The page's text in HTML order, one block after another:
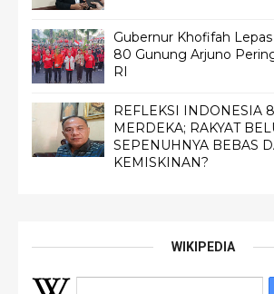
Gubernur Khofifah
80 Gunung Arjuno
RI
REFLEKSI INDONESIA
MERDEKA; RAKYAT
SEPENUHNYA BEBAS
KEMISKINAN?
WIKIPEDIA